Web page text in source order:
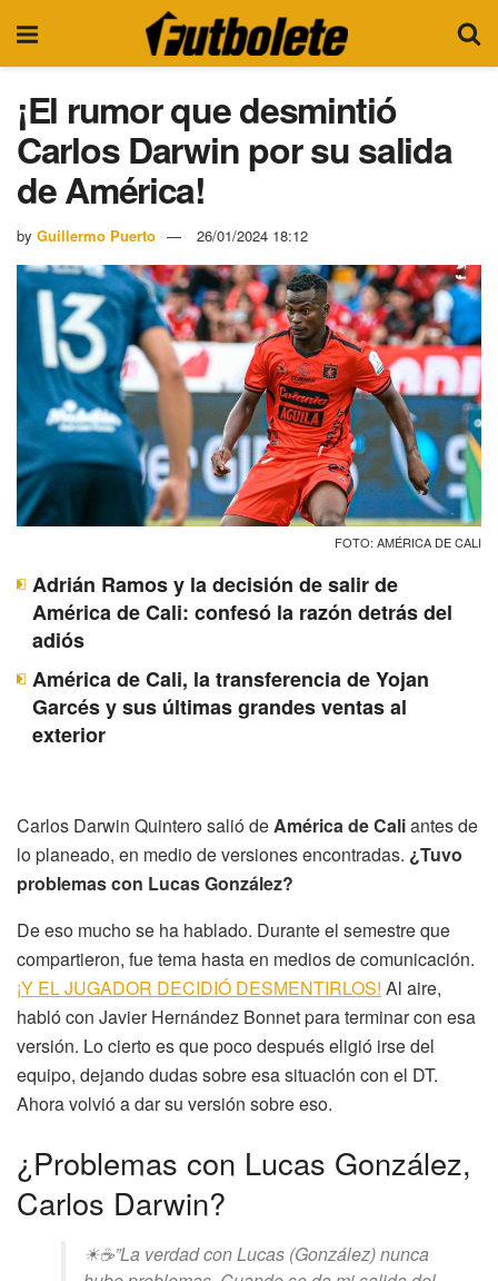
¡El rumor que desmintió
Carlos Darwin por su salida
de América!
by Guillermo Puerto 26/01/2024 18:12
FOTO: AMÉRICA DE CALI
Adrián Ramos y la decisión de salir de
América de Cali: confesó la razón detrás del
adiós
América de Cali, la transferencia de Yojan
Garcés y sus últimas grandes ventas al
exterior
Carlos Darwin Quintero salió deAmérica de Caliantes de
lo planeado, en medio de versiones encontradas. ¿Tuvo
problemas con Lucas González?
De eso mucho se ha hablado. Durante el semestre que
compartieron, fue tema hasta en medios de comunicación.
¡Y EL JUGADOR DECIDIÓ DESMENTIRLOS! Al aire,
habló con Javier Hernández Bonnet para terminar con esa
versión. Lo cierto es que poco después eligió irse del
equipo, dejando dudas sobre esa situación con el DT.
Ahora volvió a dar su versión sobre eso.
¿Problemas con Lucas González,
Carlos Darwin?
☀☕”La verdad con Lucas (González) nunca